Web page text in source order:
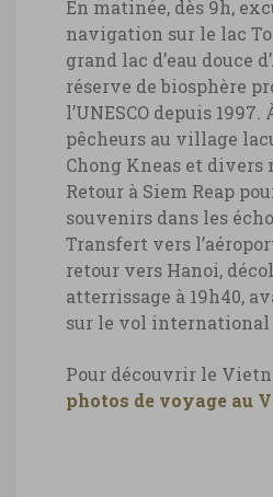
En matinée, dès 9h,
navigation sur le lac
grand lac d’eau douce
réserve de biosphère
l’UNESCO depuis
pêcheurs au village
Chong Kneas et divers
Retour à Siem Reap
souvenirs dans les
Transfert vers
retour vers Hanoi,
atterrissage à 19h40,
sur le vol international
Pour découvrir le
photos de voyage au